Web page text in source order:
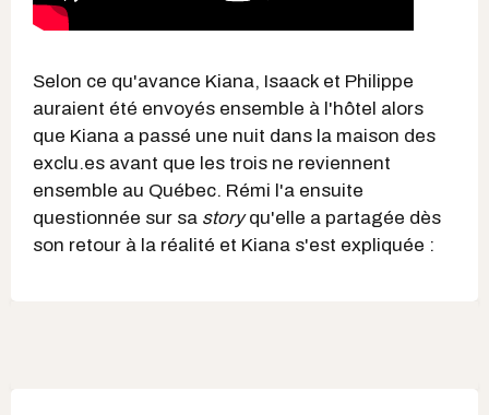
Selon ce qu'avance Kiana, Isaack et Philippe
auraient été envoyés ensemble à l'hôtel alors
que Kiana a passé une nuit dans la maison des
exclu.es avant que les trois ne reviennent
ensemble au Québec. Rémi l'a ensuite
questionnée sur sa storyqu'elle a partagée dès
son retour à la réalité et Kiana s'est expliquée :